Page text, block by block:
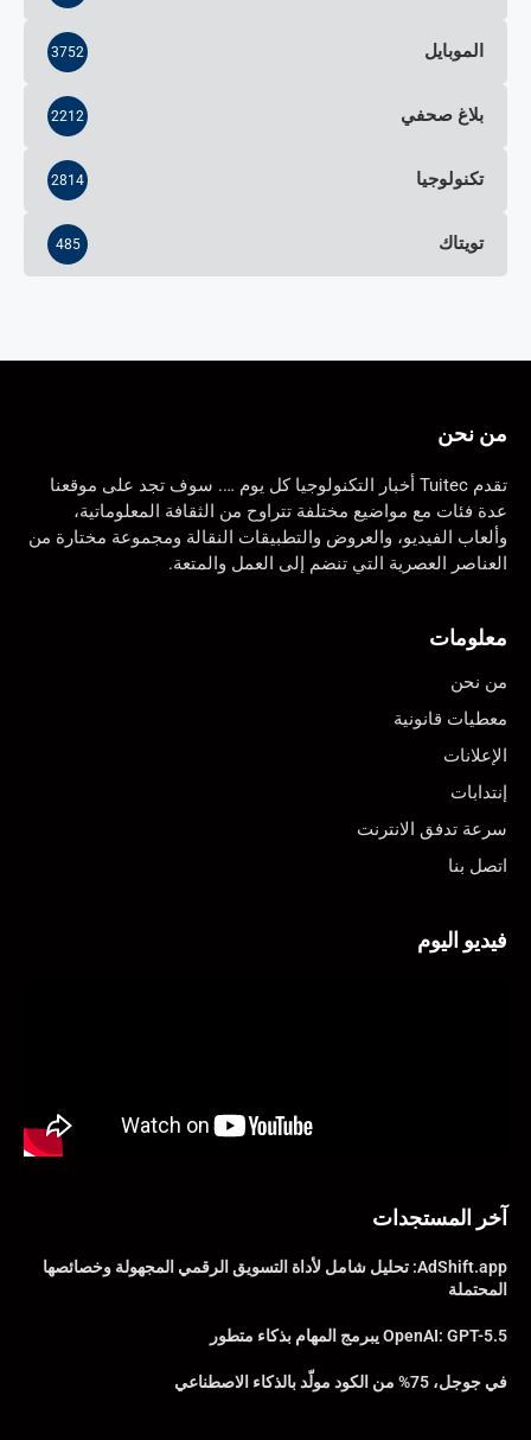
الموبايل 3752
بلاغ صحفي 2212
تكنولوجيا 2814
تويتاك 485
من نحن
تقدم Tuitec أخبار التكنولوجيا كل يوم …. سوف تجد على موقعنا
عدة فئات مع مواضيع مختلفة تتراوح من الثقافة المعلوماتية،
وألعاب الفيديو، والعروض والتطبيقات النقالة ومجموعة مختارة من
العناصر العصرية التي تنضم إلى العمل والمتعة.
معلومات
من نحن
معطيات قانونية
الإعلانات
إنتدابات
سرعة تدفق الانترنت
اتصل بنا
فيديو اليوم
آخر المستجدات
AdShift.app: تحليل شامل لأداة التسويق الرقمي المجهولة وخصائصها
المحتملة
OpenAI: GPT-5.5 يبرمج المهام بذكاء متطور
في جوجل، 75% من الكود مولّد بالذكاء الاصطناعي